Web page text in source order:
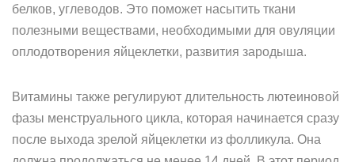
белков, углеводов. Это поможет насытить ткани
полезными веществами, необходимыми для овуляции
оплодотворения яйцеклетки, развития зародыша.
Витамины также регулируют длительность лютеиновой
фазы менструального цикла, которая начинается сразу
после выхода зрелой яйцеклетки из фолликула. Она